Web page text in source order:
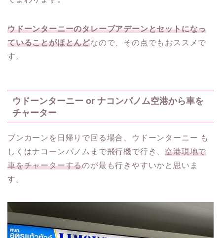
ウドーンターニーのタレーブアデーンとセットになっ
ていることがほとんどなので、その点でもおススメで
す。
ウドーンターニー or ナコンパノム空港から車を
チャーター
ブンカーンを日帰りで回る場合、ウドーンターニー も
しくはナコーンパノムまで飛行機で行き、空港現地で
車をチャーターするのが最も行きやすいかと思いま
す。